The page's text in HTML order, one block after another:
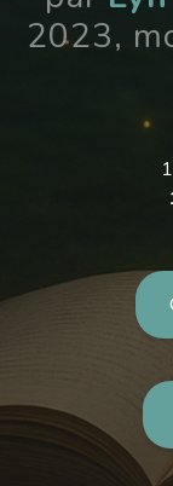
2023,